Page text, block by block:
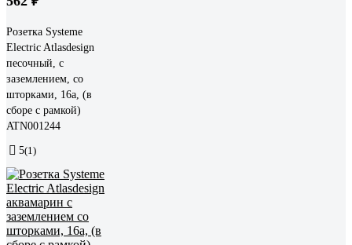
Розетка Systeme
Electric Atlasdesign
песочный, с
заземлением, со
шторками, 16а, (в
сборе с рамкой)
ATN001244
5(1)